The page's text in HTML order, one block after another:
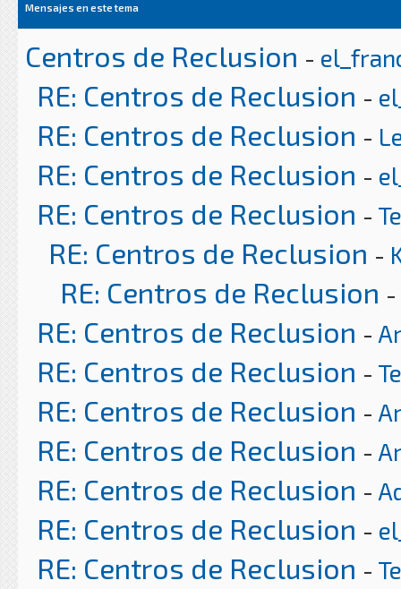
Mensajes en este tema
Centros de Reclusion -
RE: Centros de Reclusion -
RE: Centros de Reclusion -
RE: Centros de Reclusion -
RE: Centros de Reclusion -
RE: Centros de Reclusion -
RE: Centros de Reclusion -
RE: Centros de Reclusion -
RE: Centros de Reclusion -
RE: Centros de Reclusion -
RE: Centros de Reclusion -
RE: Centros de Reclusion -
RE: Centros de Reclusion -
RE: Centros de Reclusion -